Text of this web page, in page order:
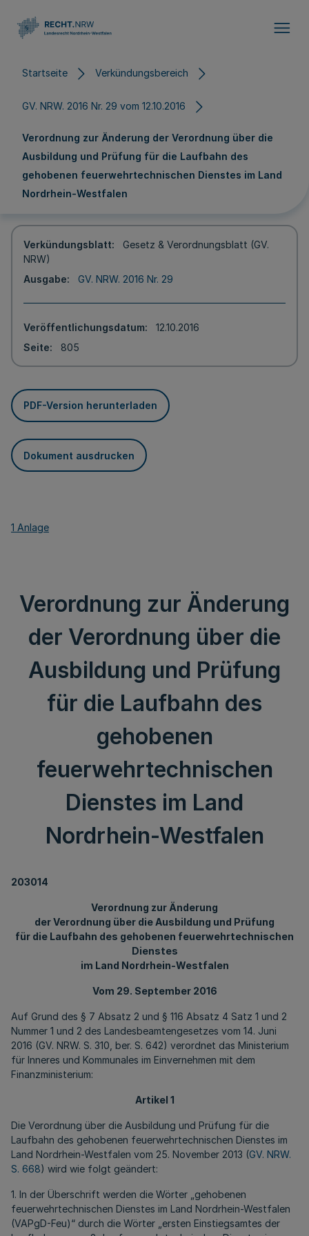
Startseite Verkündungsbereich
GV. NRW. 2016 Nr. 29 vom 12.10.2016
Verordnung zur Änderung der Verordnung über die
Ausbildung und Prüfung für die Laufbahn des
gehobenen feuerwehrtechnischen Dienstes im Land
Nordrhein-Westfalen
Verkündungsblatt
Gesetz & Verordnungsblatt (GV.
NRW)
Ausgabe
GV. NRW. 2016 Nr. 29
Veröffentlichungsdatum
12.10.2016
Seite
805
PDF-Version herunterladen
Dokument ausdrucken
1 Anlage
Verordnung zur Änderung
der Verordnung über die
Ausbildung und Prüfung
für die Laufbahn des
gehobenen
feuerwehrtechnischen
Dienstes im Land
Nordrhein-Westfalen
203014
Verordnung zur Änderung
der Verordnung über die Ausbildung und Prüfung
für die Laufbahn des gehobenen feuerwehrtechnischen
Dienstes
im Land Nordrhein-Westfalen
Vom 29. September 2016
Auf Grund des § 7 Absatz 2 und § 116 Absatz 4 Satz 1 und 2
Nummer 1 und 2 des Landesbeamtengesetzes vom 14. Juni
2016 (GV. NRW. S. 310, ber. S. 642) verordnet das Ministerium
für Inneres und Kommunales im Einvernehmen mit dem
Finanzministerium:
Artikel 1
Die Verordnung über die Ausbildung und Prüfung für die
Laufbahn des gehobenen feuerwehrtechnischen Dienstes im
Land Nordrhein-Westfalen vom 25. November 2013 (GV. NRW.
S. 668) wird wie folgt geändert:
1. In der Überschrift werden die Wörter „gehobenen
feuerwehrtechnischen Dienstes im Land Nordrhein-Westfalen
(VAPgD-Feu)“ durch die Wörter „ersten Einstiegsamtes der